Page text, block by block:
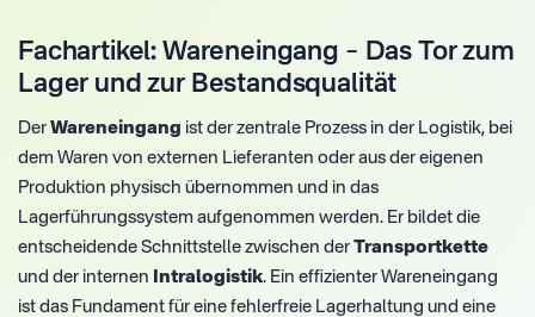
Fachartikel: Wareneingang – Das Tor zum
Lager und zur Bestandsqualität
Der Wareneingang ist der zentrale Prozess in der Logistik, bei
dem Waren von externen Lieferanten oder aus der eigenen
Produktion physisch übernommen und in das
Lagerführungssystem aufgenommen werden. Er bildet die
entscheidende Schnittstelle zwischen der Transportkette
und der internen Intralogistik. Ein effizienter Wareneingang
ist das Fundament für eine fehlerfreie Lagerhaltung und eine